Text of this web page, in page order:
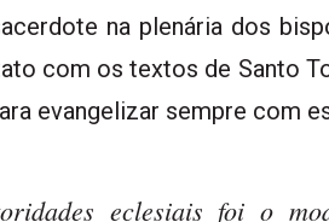
na plenária dos
com os textos de Santo
evangelizar sempre com
eclesiais foi o